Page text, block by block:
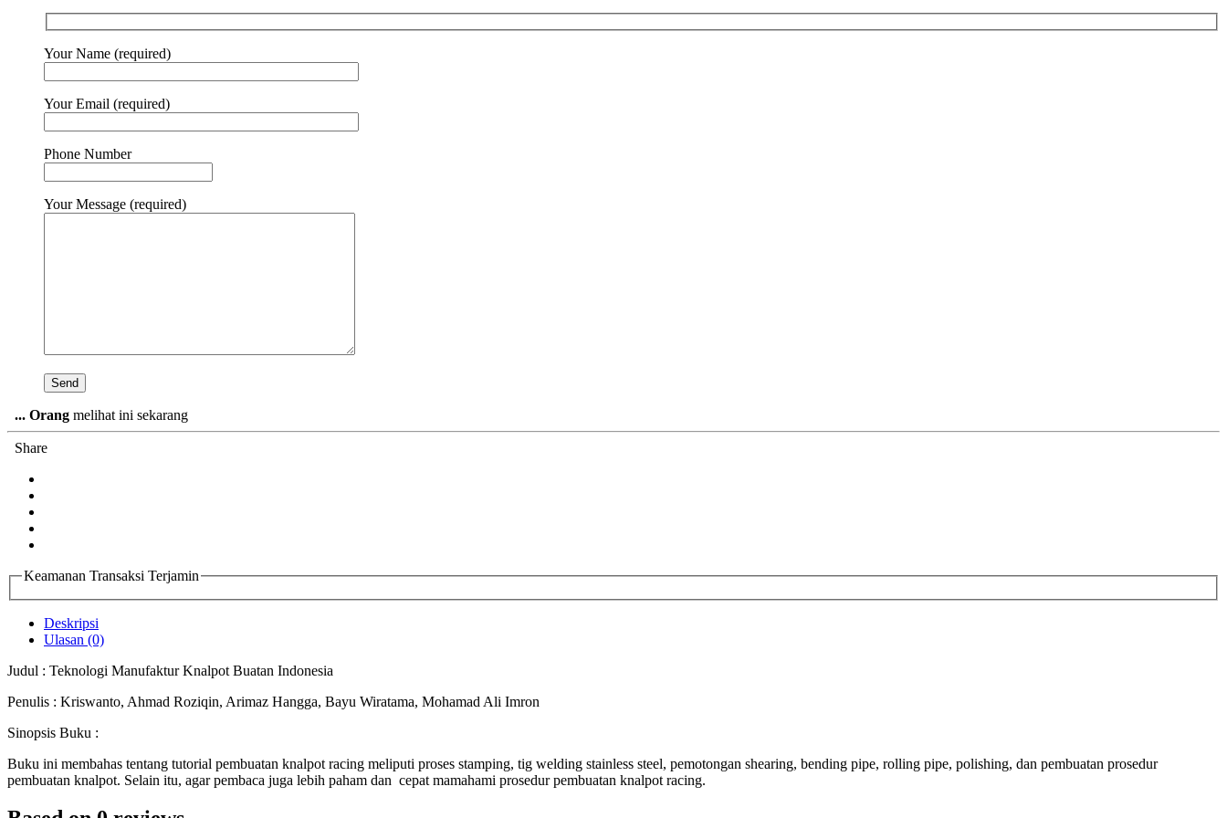
Your Name (required)
Your Email (required)
Phone Number
Your Message (required)
... Orang melihat ini sekarang
Share
Keamanan Transaksi Terjamin
Deskripsi
Ulasan (0)
Judul : Teknologi Manufaktur Knalpot Buatan Indonesia
Penulis : Kriswanto, Ahmad Roziqin, Arimaz Hangga, Bayu Wiratama, Mohamad Ali Imron
Sinopsis Buku :
Buku ini membahas tentang tutorial pembuatan knalpot racing meliputi proses stamping, tig welding stainless steel, pemotongan shearing, bending pipe, rolling pipe, polishing, dan pembuatan prosedur
pembuatan knalpot. Selain itu, agar pembaca juga lebih paham dan cepat mamahami prosedur pembuatan knalpot racing.